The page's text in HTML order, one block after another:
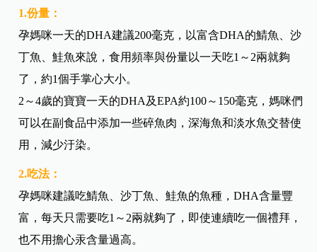
1.份量：
孕媽咪一天的DHA建議200毫克，以富含DHA的鯖魚、沙
丁魚、鮭魚來說，食用頻率與份量以一天吃1～2兩就夠
了，約1個手掌心大小。
2～4歲的寶寶一天的DHA及EPA約100～150毫克，媽咪們
可以在副食品中添加一些碎魚肉，深海魚和淡水魚交替使
用，減少汙染。
2.吃法：
孕媽咪建議吃鯖魚、沙丁魚、鮭魚的魚種，DHA含量豐
富，每天只需要吃1～2兩就夠了，即使連續吃一個禮拜，
也不用擔心汞含量過高。